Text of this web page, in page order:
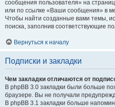
сообщения пользователя» на
или по ссылке «Ваши сообщения» в
Чтобы найти созданные вами темы,
поиска, заполнив соответствующие
Вернуться к началу
Подписки и закладки
Чем закладки отличаются от
В phpBB 3.0 закладки были больше
браузере. Вы не получали
В phpBB 3.1 закладки больше